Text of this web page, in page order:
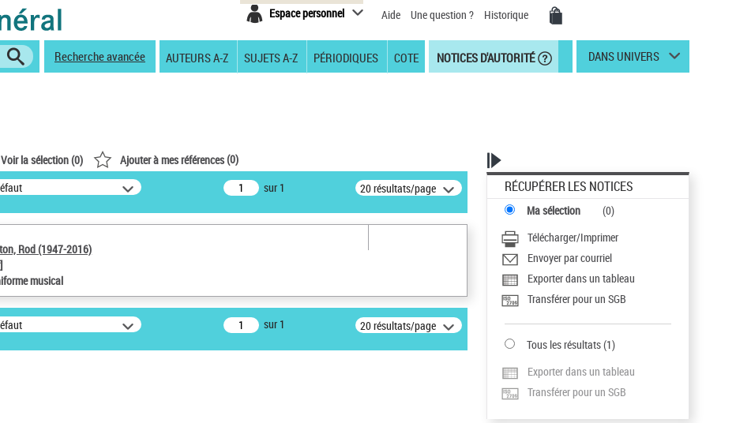
Espace personnel Aide Une question ? Historique
Recherche avancée AUTEURS A-Z SUJETS A-Z PÉRIODIQUES COTE NOTICES D'AUTORITÉ DANS UNIVERS
Voir la sélection (0) Ajouter à mes références(0)
sur 1 20 résultats/page
Rod (1947-2016)
musical
sur 1 20 résultats/page
RÉCUPÉRER LES NOTICES
Ma sélection (0)
Télécharger/Imprimer
Envoyer par courriel
Exporter dans un tableau
Transférer pour un SGB
Tous les résultats(1)
Exporter dans un tableau
Transférer pour un SGB